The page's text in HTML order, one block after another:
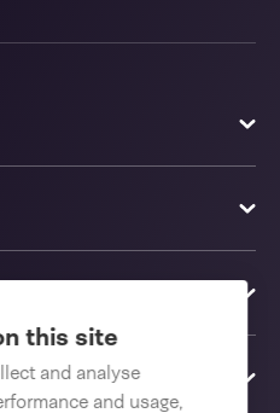
this site
and analyse
and usage,